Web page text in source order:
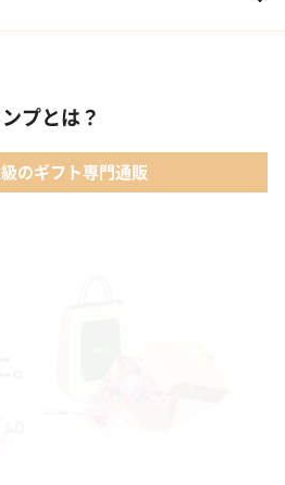
プとは？
のギフト専門通販